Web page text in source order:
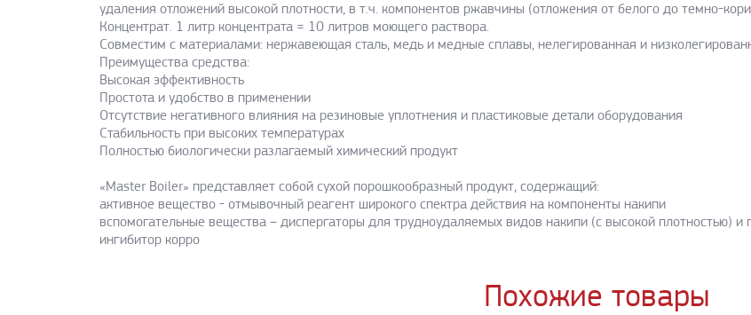
удаления отложений высокой плотности, в т.ч. компонентов ржавчины (отложения от белого до темно-
Концентрат. 1 литр концентрата = 10 литров моющего раствора.
Совместим с материалами: нержавеющая сталь, медь и медные сплавы, нелегированная и
Преимущества средства:
Высокая эффективность
Простота и удобство в применении
Отсутствие негативного влияния на резиновые уплотнения и пластиковые детали оборудования
Стабильность при высоких температурах
Полностью биологически разлагаемый химический продукт
«Master Boiler» представляет собой сухой порошкообразный продукт, содержащий:
активное вещество - отмывочный реагент широкого спектра действия на компоненты накипи
вспомогательные вещества – диспергаторы для трудноудаляемых видов накипи (с высокой плотностью) и
ингибитор корро
Похожие товары